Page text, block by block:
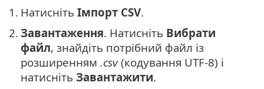
1. Натисніть Імпорт CSV.
2. Завантаження. Натисніть Вибрати
файл, знайдіть потрібний файл із
розширенням .csv(кодування UTF-8) і
натисніть Завантажити.